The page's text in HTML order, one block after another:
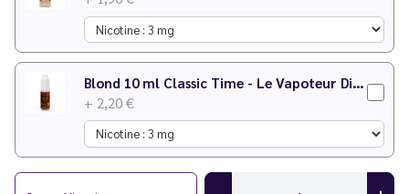
Blond 10 ml Classic Time - Le Vapoteur Discount
+ 2,20 €